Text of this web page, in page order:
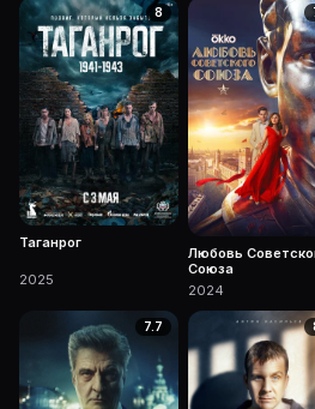
8
Таганрог
2025
Любовь
Союза
2024
7.7